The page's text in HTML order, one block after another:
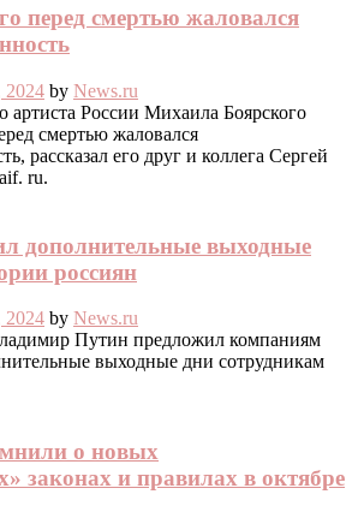
перед смертью жаловался
2024 by News.ru
артиста России Михаила Боярского
смертью жаловался
рассказал его друг и коллега Сергей
ru.
дополнительные выходные
россиян
2024 by News.ru
Путин предложил компаниям
выходные дни сотрудникам
о новых
законах и правилах в октябре